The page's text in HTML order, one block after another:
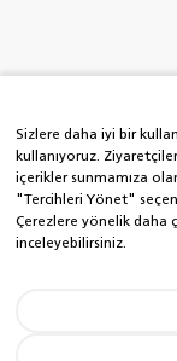
Sizlere daha iyi bir
kullanıyoruz.
içerikler sunmamıza
"Tercihleri Yönet"
Çerezlere yönelik daha
inceleyebilirsiniz.